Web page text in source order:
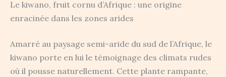
Le kiwano, fruit cornu d’Afrique : une origine
enracinée dans les zones arides
Amarré au paysage semi-aride du sud de l’Afrique, le
kiwano porte en lui le témoignage des climats rudes
où il pousse naturellement. Cette plante rampante,